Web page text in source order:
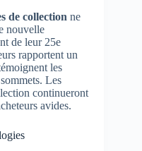
de collection ne
nouvelle
de leur 25e
rapportent un
les
Les
continueront
avides.